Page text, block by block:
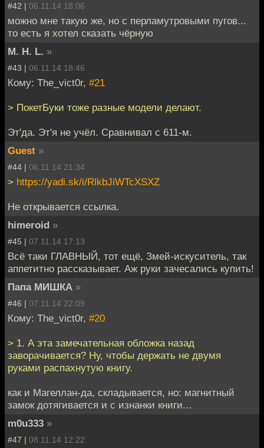
#42 | 06.11.14 18:06
можно мне такую же, но с перламутровыми пугов...
то есть я хотел сказать чёрную
M. H. L. »
#43 | 06.11.14 18:46
Кому: The_vict0r, #21
> ПокетБуки тоже разные модели делают.
Эт'да. Эт'я не учёл. Сравнивал с 611-м.
Guest »
#44 | 06.11.14 21:34
> https://yadi.sk/i/RlkbJiWTcXSXZ
Не открывается ссылка.
himeroid »
#45 | 07.11.14 17:13
Всё таки ГЛАВНЫЙ, тот ещё, Змей-искуситель, так
аппетитно рассказывает. Аж руки зачесались купить!
Папа МИШКА »
#46 | 07.11.14 22:09
Кому: The_vict0r, #20
> 1. А эта замечательная обложка назад
заворачивается? Ну, чтобы держать не двумя
руками распахнутую книгу.
как и Магеллан-да, складывается, но: магнитный
замок дотягивается и с изнанки книги...
m0u333 »
#47 | 08.11.14 12:22